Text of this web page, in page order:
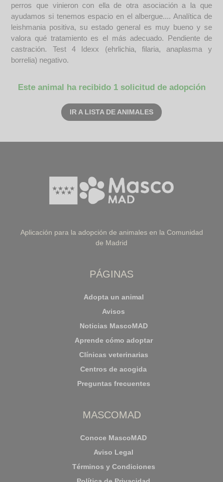
perros que vinieron con ella de otra asociación a la que
ayudamos si tenemos espacio en el albergue.... Analítica de
leishmania positiva, su estado general es muy bueno y se
valora qué tratamiento es el más adecuado. Pendiente de
castración. Test 4 Idexx (ehrlichia, filaria, anaplasma y
borrelia) negativo.
Este animal ha recibido 1 solicitud de adopción
IR A LISTA DE ANIMALES
Aplicación para la adopción de animales en la Comunidad
de Madrid
PÁGINAS
Adopta un animal
Avisos
Noticias MascoMAD
Aprende cómo adoptar
Clínicas veterinarias
Centros de acogida
Preguntas frecuentes
MASCOMAD
Conoce MascoMAD
Aviso Legal
Términos y Condiciones